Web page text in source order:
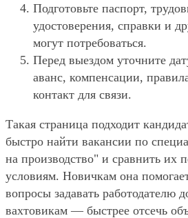
Подготовьте паспорт,
удостоверения, справки и
могут потребоваться.
Перед выездом уточните
аванс, компенсации,
контакт для связи.
Такая страница подходит
быстро найти вакансии по
на производство" и сравнить их
условиям. Новичкам она
вопросы задавать работодателю
вахтовикам — быстрее отсечь